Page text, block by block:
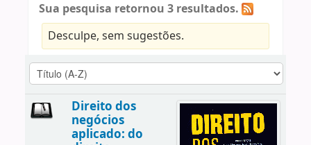
Sua pesquisa retornou 3 resultados.
Desculpe, sem sugestões.
Direito dos
negócios
aplicado: do